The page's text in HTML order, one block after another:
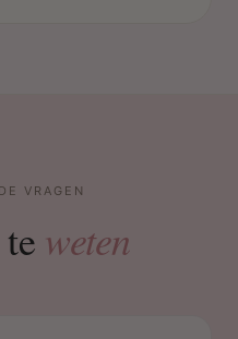
VRAGEN
weten